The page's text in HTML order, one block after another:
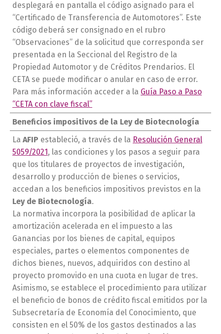
desplegará en pantalla el código asignado para el
“Certificado de Transferencia de Automotores”. Este
código deberá ser consignado en el rubro
“Observaciones” de la solicitud que corresponda ser
presentada en la Seccional del Registro de la
Propiedad Automotor y de Créditos Prendarios. El
CETA se puede modificar o anular en caso de error.
Para más información acceder a la Guía Paso a Paso
“CETA con clave fiscal”
Beneficios impositivos de la Ley de Biotecnología
La AFIP estableció, a través de la Resolución General
5059/2021, las condiciones y los pasos a seguir para
que los titulares de proyectos de investigación,
desarrollo y producción de bienes o servicios,
accedan a los beneficios impositivos previstos en la
Ley de Biotecnología.
La normativa incorpora la posibilidad de aplicar la
amortización acelerada en el impuesto a las
Ganancias por los bienes de capital, equipos
especiales, partes o elementos componentes de
dichos bienes, nuevos, adquiridos con destino al
proyecto promovido en una cuota en lugar de tres.
Asimismo, se establece el procedimiento para utilizar
el beneficio de bonos de crédito fiscal emitidos por la
Subsecretaría de Economía del Conocimiento, que
consisten en el 50% de los gastos destinados a las